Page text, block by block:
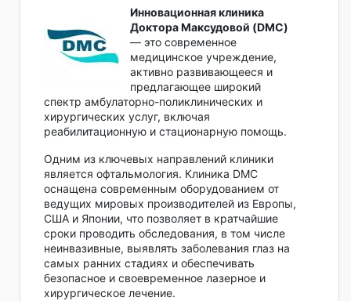
Инновационная клиника
Доктора Максудовой (DMC)
— это современное
медицинское учреждение,
активно развивающееся и
предлагающее широкий
спектр амбулаторно-поликлинических и
хирургических услуг, включая
реабилитационную и стационарную помощь.
Одним из ключевых направлений клиники
является офтальмология. Клиника DMC
оснащена современным оборудованием от
ведущих мировых производителей из Европы,
США и Японии, что позволяет в кратчайшие
сроки проводить обследования, в том числе
неинвазивные, выявлять заболевания глаз на
самых ранних стадиях и обеспечивать
безопасное и своевременное лазерное и
хирургическое лечение.